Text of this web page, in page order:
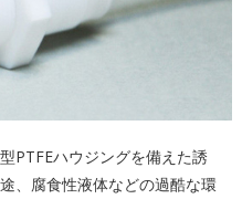
PTFEハウジングを備えた誘
、腐食性液体などの過酷な環